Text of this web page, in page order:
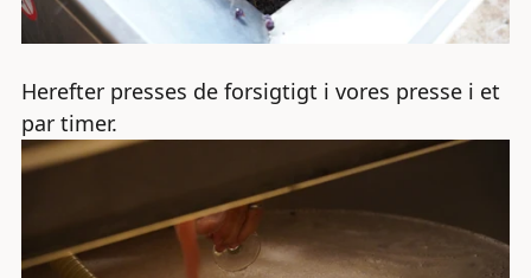
Herefter presses de forsigtigt i vores presse i et
par timer.